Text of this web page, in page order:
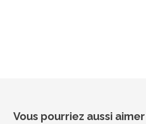
Vous pourriez aussi aimer